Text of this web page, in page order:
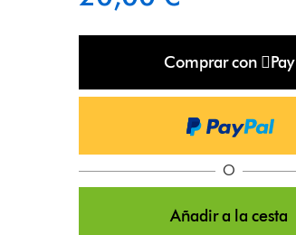
Comprar con Pay
O
Añadir a la cesta